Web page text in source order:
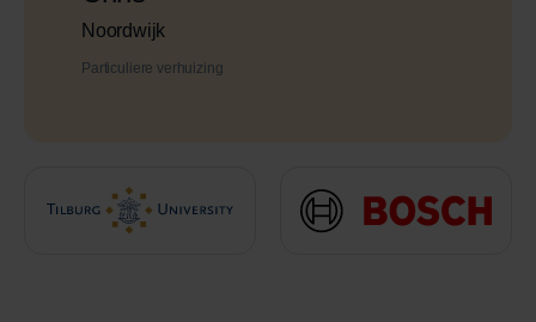
Noordwijk
Particuliere verhuizing